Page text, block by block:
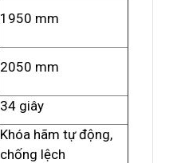
1950 mm
2050 mm
34 giây
Khóa hãm tự động,
chống lệch